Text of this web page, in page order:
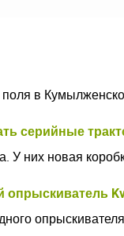
в
серийные
них новая